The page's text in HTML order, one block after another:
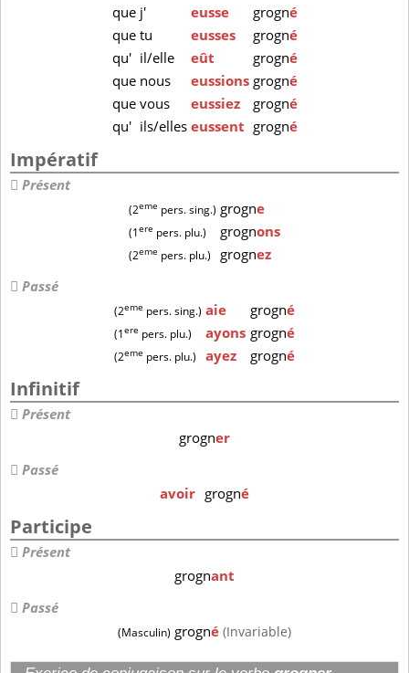
que j' eusse grogné
que tu eusses grogné
qu' il/elle eût grogné
que nous eussions grogné
que vous eussiez grogné
qu' ils/elles eussent grogné
Impératif
Présent
(2eme pers. sing.) grogne
(1ere pers. plu.) grognons
(2eme pers. plu.) grognez
Passé
(2eme pers. sing.) aie grogné
(1ere pers. plu.) ayons grogné
(2eme pers. plu.) ayez grogné
Infinitif
Présent
grogner
Passé
avoir grogné
Participe
Présent
grognant
Passé
(Masculin) grogné (Invariable)